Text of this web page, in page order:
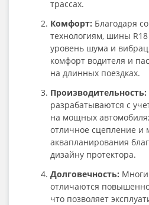
трассах.
Комфорт: Благодаря
технологиям, шины
уровень шума и
комфорт водителя и
на длинных поездках.
Производительность:
разрабатываются с
на мощных
отличное сцепление и
аквапланирования
дизайну протектора.
Долговечность:
отличаются
что позволяет